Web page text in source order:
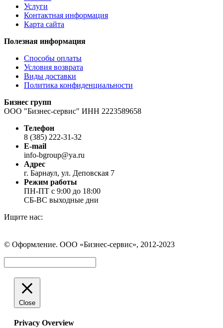
Услуги
Контактная информация
Карта сайта
Полезная информация
Способы оплаты
Условия возврата
Виды доставки
Политика конфиденциальности
Бизнес групп
ООО "Бизнес-сервис" ИНН 2223589658
Телефон
8 (385) 222-31-32
E-mail
info-bgroup@ya.ru
Адрес
г. Барнаул, ул. Деповская 7
Режим работы
ПН-ПТ с 9:00 до 18:00
СБ-ВС выходные дни
Ищите нас:
Вконтакте
открывается
в
новом
окне
WhatsApp
открывается
в
новом
окне
Telegram
открывается
в
новом
окне
© Оформление. ООО «Бизнес-сервис», 2012-2023
Close
Privacy Overview